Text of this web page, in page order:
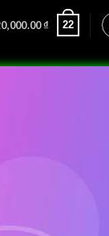
₫ 22